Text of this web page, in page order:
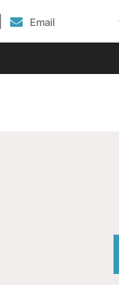
Email